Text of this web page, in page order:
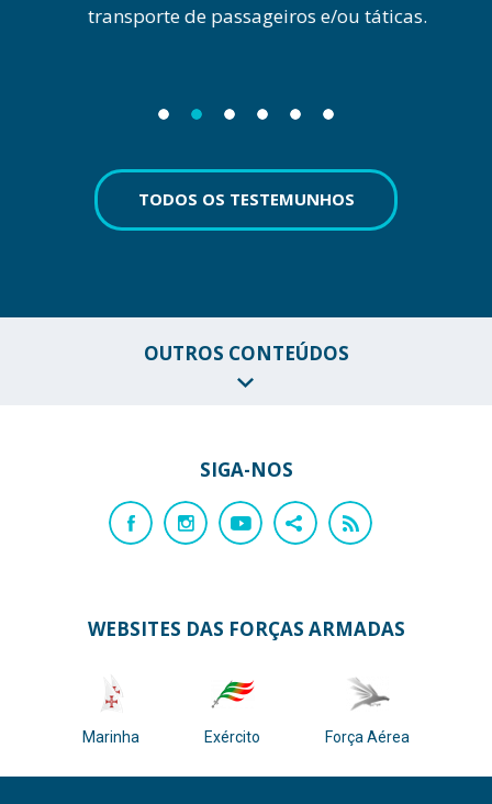
TODOS OS TESTEMUNHOS
transporte de passageiros e/ou táticas.
OUTROS CONTEÚDOS
SIGA-NOS
WEBSITES DAS FORÇAS ARMADAS
Marinha Exército Força Aérea